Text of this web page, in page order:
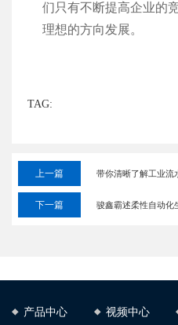
们只有不断提高企业的
理想的方向发展。
TAG:
上一篇 带你清晰了解工业流
下一篇 骏鑫霸述柔性自动化
产品中心 视频中心